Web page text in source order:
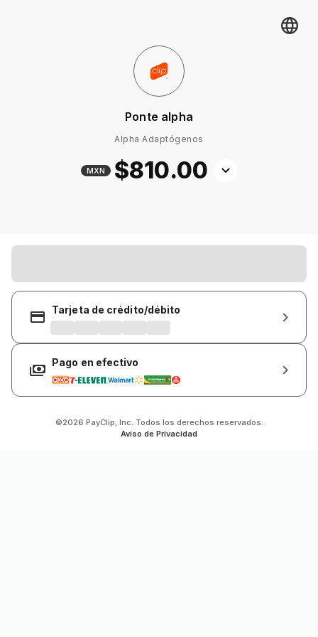
Ponte alpha
Alpha Adaptógenos
MXN $810.00
Tarjeta de crédito/débito
Pago en efectivo
©2026 PayClip, Inc. Todos los derechos reservados.
Aviso de Privacidad